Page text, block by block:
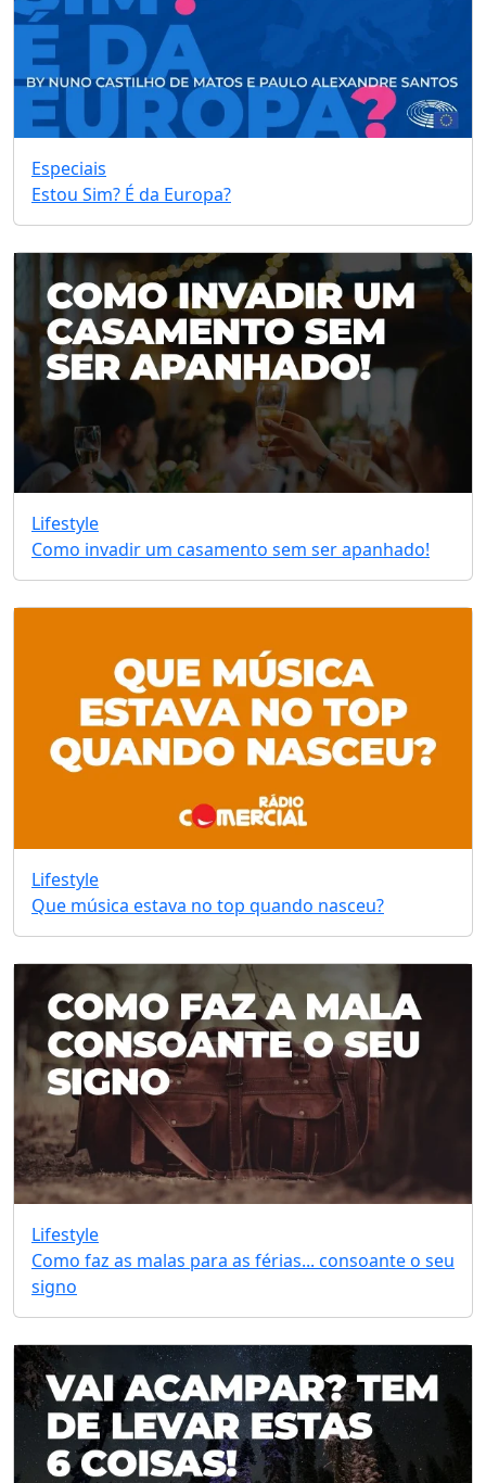
Especiais
Estou Sim? É da Europa?
Lifestyle
Como invadir um casamento sem ser apanhado!
Lifestyle
Que música estava no top quando nasceu?
Lifestyle
Como faz as malas para as férias... consoante o seu
signo